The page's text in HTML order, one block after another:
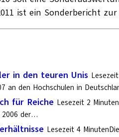
ist ein Sonderbericht
in den teuren Unis
an den Hochschulen in
für Reiche Lesezeit 2
2006 der…
Lesezeit 4